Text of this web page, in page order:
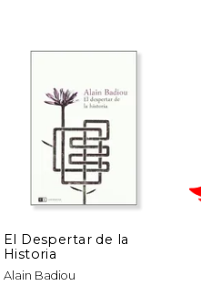
6%
dcto.
El Despertar de la
Historia
Alain Badiou